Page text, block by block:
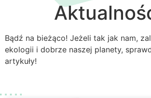
Bądź na bieżąco! Jeżeli tak jak nam,
ekologii i dobrze naszej planety,
artykuły!